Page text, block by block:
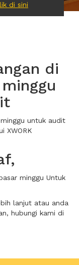
di sini
di
untuk audit
XWORK
minggu Untuk
lanjut atau anda
hubungi kami di